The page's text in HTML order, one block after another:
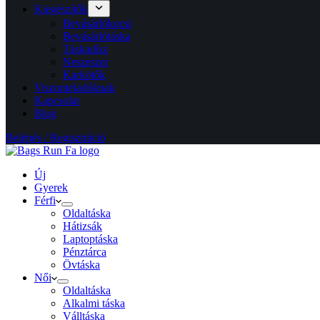
Kiegészítők
Bevásárlókocsi
Bevásárlótáska
Táskadísz
Neszeszer
Karkötők
Viszonteladóknak
Kapcsolat
Blog
Belépés / Regisztráció
Új
Gyerek
Férfi
Oldaltáska
Hátizsák
Laptoptáska
Pénztárca
Övtáska
Női
Oldaltáska
Alkalmi táska
Válltáska